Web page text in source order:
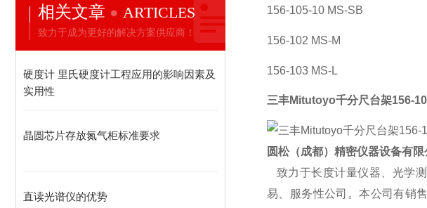
相关文章 ARTICLES
致力于成为更好的解决方案供应商！
硬度计 里氏硬度计工程应用的影响因素及
实用性
晶圆芯片存放氮气柜标准要求
直读光谱仪的优势
156-105-10 MS-SB
156-102 MS-M
156-103 MS-L
三丰Mitutoyo千分尺台架156-
圆松（成都）精密仪器设备有限
致力于长度计量仪器、光学
易、服务性公司。本公司有销